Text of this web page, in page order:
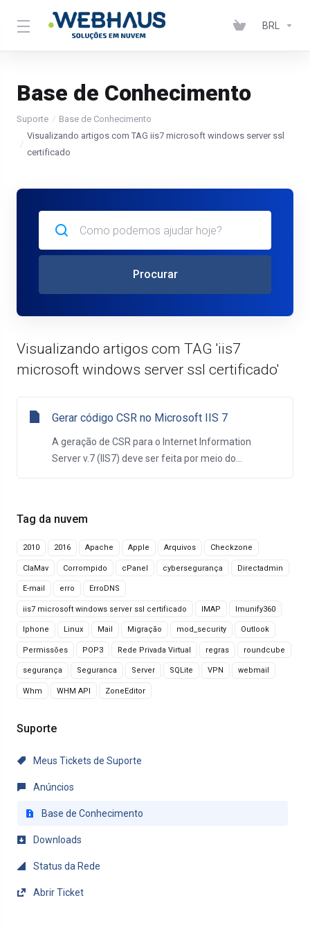
BRL
Base de Conhecimento
Suporte
Base de Conhecimento
Visualizando artigos com TAG iis7 microsoft windows server ssl
certificado
Tag da nuvem
2010 2016 Apache Apple Arquivos Checkzone
ClaMav Corrompido cPanel cybersegurança Directadmin
E-mail erro ErroDNS
iis7 microsoft windows server ssl certificado IMAP Imunify360
Iphone Linux Mail Migração mod_security Outlook
Permissões POP3 Rede Privada Virtual regras roundcube
segurança Seguranca Server SQLite VPN webmail
Whm WHM API ZoneEditor
Suporte
Meus Tickets de Suporte
Anúncios
Base de Conhecimento
Downloads
Status da Rede
Abrir Ticket
Procurar
Visualizando artigos com TAG 'iis7
microsoft windows server ssl certificado'
Gerar código CSR no Microsoft IIS 7
A geração de CSR para o Internet Information
Server v.7 (IIS7) deve ser feita por meio do...